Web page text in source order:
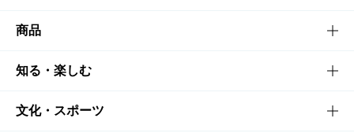
商品
商品TOP
商品一覧
知る・楽しむ
知る・楽しむTOP
文化・スポーツ